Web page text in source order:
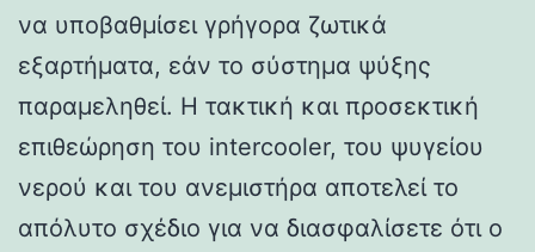
να υποβαθμίσει γρήγορα ζωτικά
εξαρτήματα, εάν το σύστημα ψύξης
παραμεληθεί. Η τακτική και προσεκτική
επιθεώρηση του intercooler, του ψυγείου
νερού και του ανεμιστήρα αποτελεί το
απόλυτο σχέδιο για να διασφαλίσετε ότι ο